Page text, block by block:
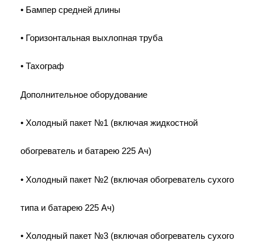
• Бампер средней длины
• Горизонтальная выхлопная труба
• Тахограф
Дополнительное оборудование
• Холодный пакет №1 (включая жидкостной
обогреватель и батарею 225 Ач)
• Холодный пакет №2 (включая обогреватель сухого
типа и батарею 225 Ач)
• Холодный пакет №3 (включая обогреватель сухого